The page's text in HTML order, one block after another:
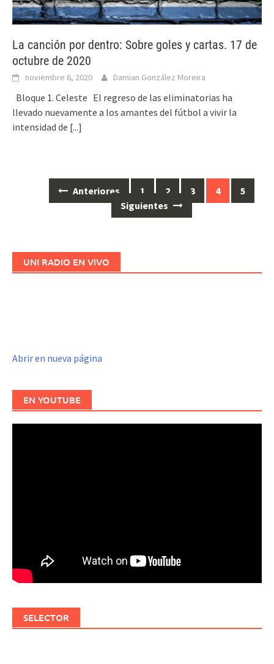
La canción por dentro: Sobre goles y cartas. 17 de
octubre de 2020
noviembre 6, 2020 Damian González Moreira
Bloque 1. Celeste El regreso de las eliminatorias ha
llevado nuevamente a los amantes del fútbol a vivir la
intensidad de [...]
Anteriores 1 2 3 4
5
Siguientes
UNI RADIO EN VIVO
Abrir en nueva página
EN YOUTUBE
SELECTOR